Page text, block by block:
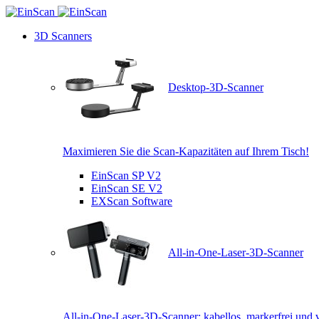
3D Scanners
Desktop-3D-Scanner
Maximieren Sie die Scan-Kapazitäten auf Ihrem Tisch!
EinScan SP V2
EinScan SE V2
EXScan Software
All-in-One-Laser-3D-Scanner
All-in-One-Laser-3D-Scanner: kabellos, markerfrei und